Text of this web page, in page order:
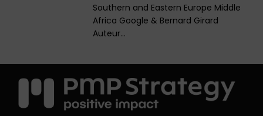
Southern and Eastern Europe Middle
Africa Google & Bernard Girard
Auteur…